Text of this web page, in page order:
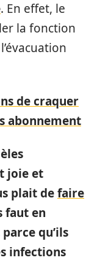
. En effet, le
la fonction
de craquer
abonnement
joie et
plait defaire
faut en
qu’ils
infections